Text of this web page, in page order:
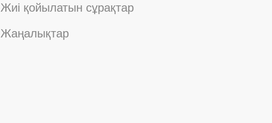
Жиі қойылатын сұрақтар
Жаңалықтар